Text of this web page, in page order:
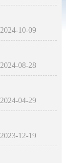
2024-10-09
2024-08-28
2024-04-29
2023-12-19